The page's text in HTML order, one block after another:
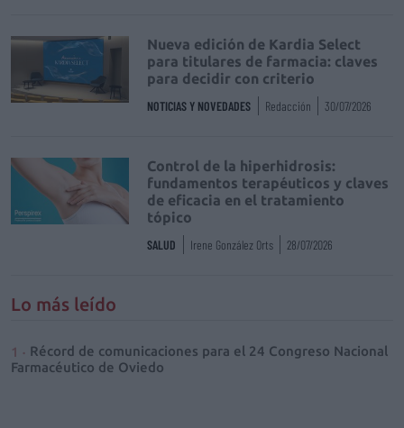
Nueva edición de Kardia Select
para titulares de farmacia: claves
para decidir con criterio
NOTICIAS Y NOVEDADES Redacción 30/07/2026
Control de la hiperhidrosis:
fundamentos terapéuticos y claves
de eficacia en el tratamiento
tópico
SALUD Irene González Orts 28/07/2026
Lo más leído
Récord de comunicaciones para el 24 Congreso Nacional
Farmacéutico de Oviedo